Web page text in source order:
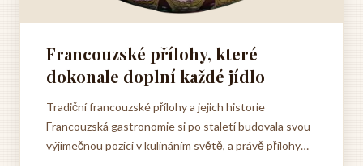
Francouzské přílohy, které
dokonale doplní každé jídlo
Tradiční francouzské přílohy a jejich historie
Francouzská gastronomie si po staletí budovala svou
výjimečnou pozici v kulináním světě, a právě přílohy